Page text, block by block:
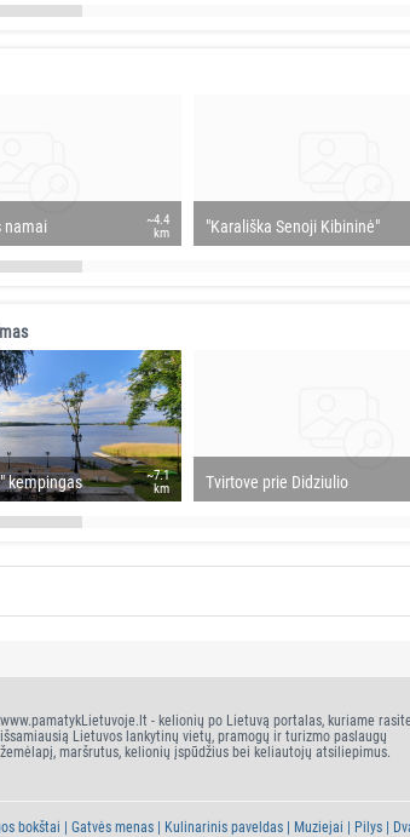
namai
~4.4
km
"Karališka Senoji Kibininė"
kempingas
~7.1
km
Tvirtove prie Didziulio
www.pamatykLietuvoje.lt - kelionių po Lietuvą portalas, kuriame rasite
išsamiausią Lietuvos lankytinų vietų, pramogų ir turizmo paslaugų
žemėlapį, maršrutus, kelionių įspūdžius bei keliautojų atsiliepimus.
bokštai Gatvės menas Kulinarinis paveldas Muziejai Pilys